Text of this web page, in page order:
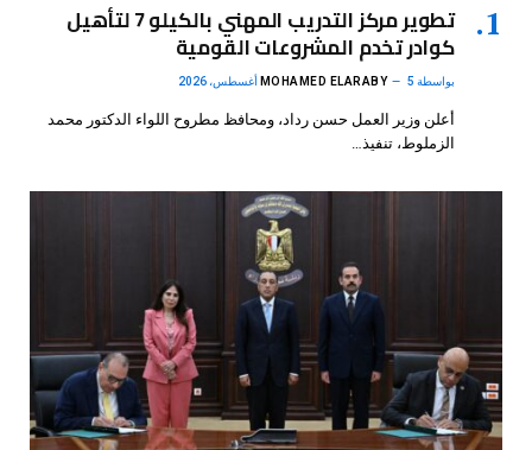
تطوير مركز التدريب المهني بالكيلو 7 لتأهيل
كوادر تخدم المشروعات القومية
بواسطة MOHAMED ELARABY 5 أغسطس، 2026
أعلن وزير العمل حسن رداد، ومحافظ مطروح اللواء الدكتور محمد
الزملوط، تنفيذ…